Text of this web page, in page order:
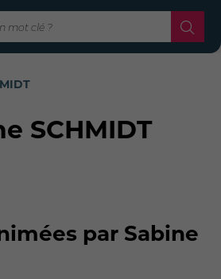
SCHMIDT
par Sabine